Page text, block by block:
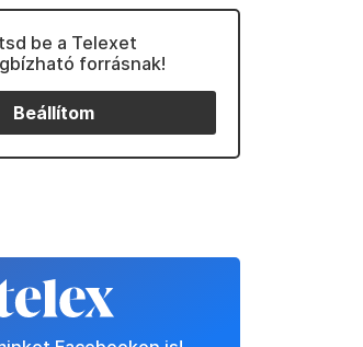
be a Telexet
forrásnak!
Beállítom